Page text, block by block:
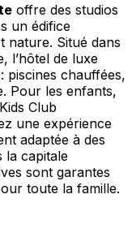
offre des studios
un édifice
nature. Situé dans
l’hôtel de luxe
piscines chauffées,
Pour les enfants,
Club
une expérience
adaptée à des
la capitale
sont garantes
toute la famille.